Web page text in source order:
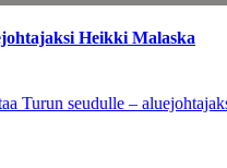
Heikki Malaska
Turun seudulle –